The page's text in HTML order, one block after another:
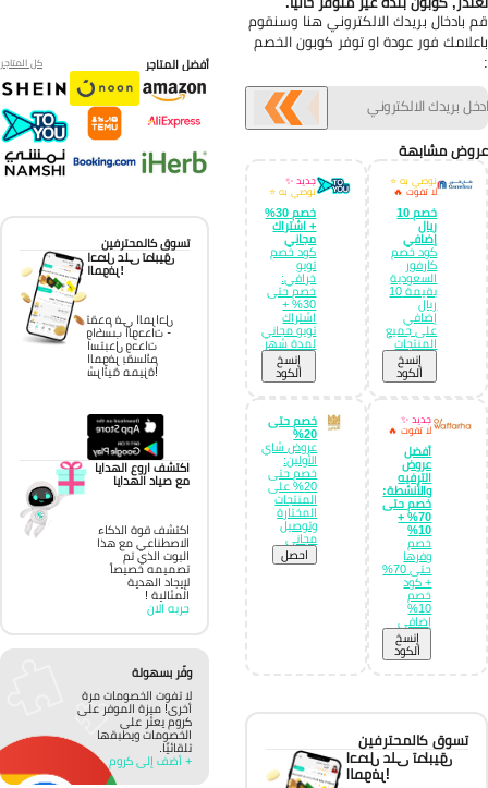
بادخال بريدك الالكتروني هنا وسنقوم
فور عودة او توفر كوبون الخصم
مشابهة
نوصي به ⭐
لا تفوت 🔥
خصم 10
ريال
إضافي
كود خصم
كارفور
السعودية
بقيمة 10
ريال
إضافي
على جميع
المنتجات
إِنسخ
الكود
جديد ✨
نوصي به ⭐
خصم 30%
+ اشتراك
مجاني
كود خصم
تويو
خرافي:
خصم حتى
30% +
اشتراك
تويو مجاني
لمدة شهر
إِنسخ
الكود
جديد ✨
لا تفوت 🔥
أفضل
عروض
الترفيه
والأنشطة:
خصم حتى
70% +
10%
خصم
وفرها
حتى 70%
+ كود
خصم
10%
إضافي
إِنسخ
الكود
خصم حتى
20%
عروض شاي
الأولين:
خصم حتى
20% على
المنتجات
المختارة
وتوصيل
مجاني
احصل
تسوق كالمحترفين
احصل على تطبيق
الموفر!
أفضل المتاجر كل المتاجر
تسوق كالمحترفين
احصل على تطبيق
الموفر!
تقدم في المراحل
واكسب الوحدات -
استبدل وحدات
الموفر بقسائم
شرائية مميزة!
اكتشف اروع الهدايا
مع صياد الهدايا
اكتشف قوة الذكاء
الاصطناعي مع هذا
البوت الذي تم
تصميمه خصيصاً
لإيجاد الهدية
المثالية !
جربه الان
وفّر بسهولة
لا تفوت الخصومات مرة
أخرى! ميزة الموفر على
كروم يعثر على
الخصومات ويطبقها
تلقائيًا.
+ أضف إلى كروم